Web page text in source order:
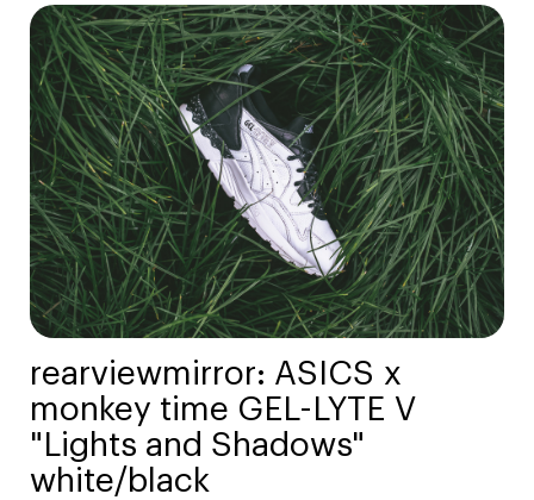
rearviewmirror: ASICS x
monkey time GEL-LYTE V
"Lights and Shadows"
white/black